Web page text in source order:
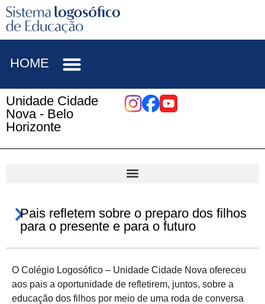
HOME
Unidade Cidade
Nova - Belo
Horizonte
Pais refletem sobre o preparo dos filhos
para o presente e para o futuro
O Colégio Logosófico – Unidade Cidade Nova ofereceu
aos pais a oportunidade de refletirem, juntos, sobre a
educação dos filhos por meio de uma roda de conversa